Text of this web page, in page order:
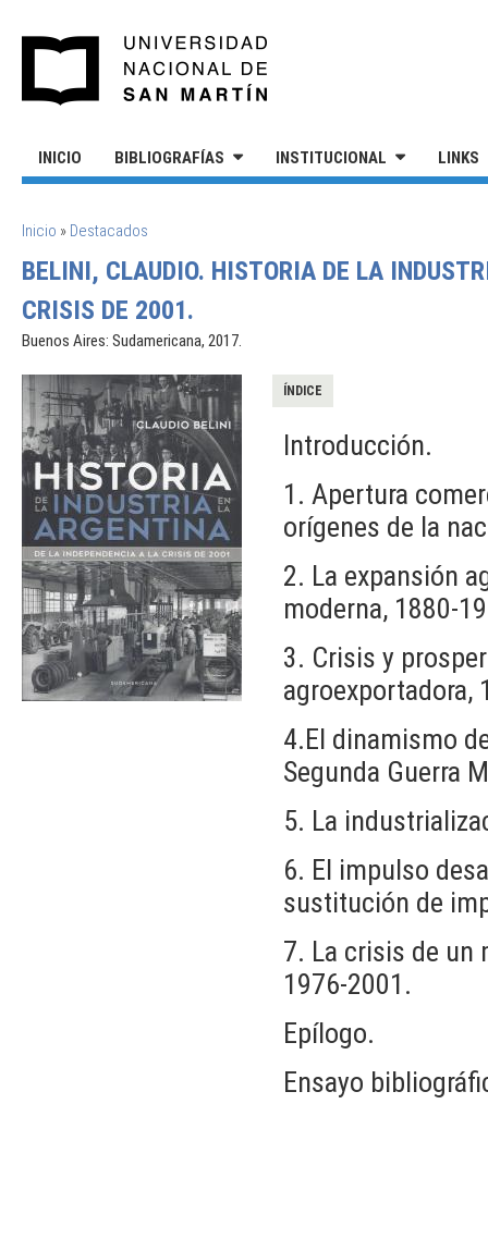
INICIO BIBLIOGRAFÍAS INSTITUCIONAL LINKS
SE ENCUENTRA USTED AQUÍ
Inicio » Destacados
BELINI, CLAUDIO. HISTORIA DE LA
CRISIS DE 2001.
Buenos Aires: Sudamericana, 2017.
ÍNDICE
Introducción.
1. Apertura
orígenes de la
2. La expansión
moderna, 1880-
3. Crisis y
agroexportadora,
4.El dinamismo
Segunda Guerra
5. La
6. El impulso
sustitución de
7. La crisis de un
1976-2001.
Epílogo.
Ensayo